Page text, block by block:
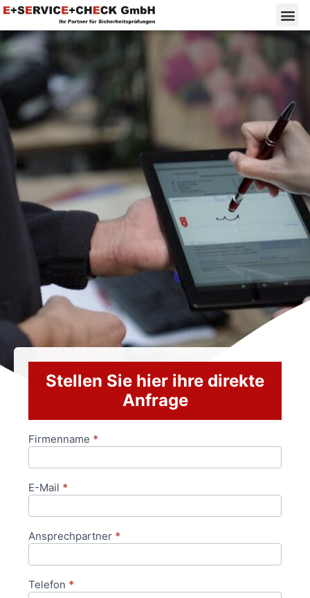
Stellen Sie hier ihre direkte
Anfrage
Anfrageformular
Firmenname *
E-Mail *
Ansprechpartner *
Telefon *